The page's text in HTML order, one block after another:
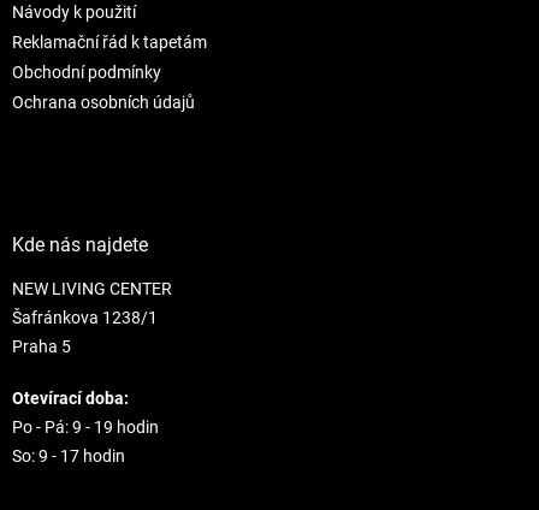
Návody k použití
Reklamační řád k tapetám
Obchodní podmínky
Ochrana osobních údajů
Kde nás najdete
NEW LIVING CENTER
Šafránkova 1238/1
Praha 5
Otevírací doba:
Po - Pá: 9 - 19 hodin
So: 9 - 17 hodin